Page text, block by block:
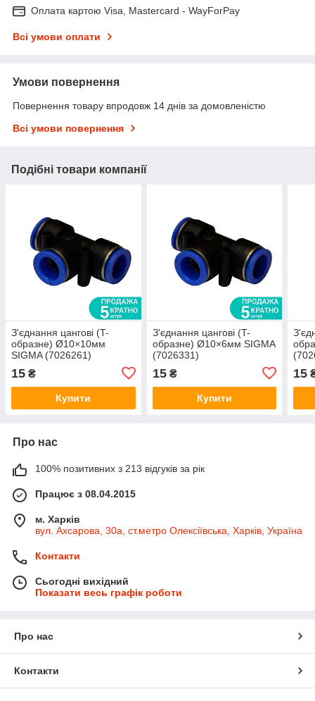
Оплата картою Visa, Mastercard - WayForPay
Всі умови оплати
Умови повернення
Повернення товару впродовж 14 днів за домовленістю
Всі умови повернення
Подібні товари компанії
З'єднання цангові (T-
образне) Ø10×10мм
SIGMA (7026261)
15 ₴
Купити
З'єднання цангові (T-
образне) Ø10×6мм SIGMA
(7026331)
15₴
Купити
15
Про нас
100% позитивних з 213 відгуків за рік
Працює з 08.04.2015
м. Харків
вул. Ахсарова, 30а, ст.метро Олексіївська, Харків, Україна
Контакти
Сьогодні вихідний
Показати весь графік роботи
Про нас
Контакти